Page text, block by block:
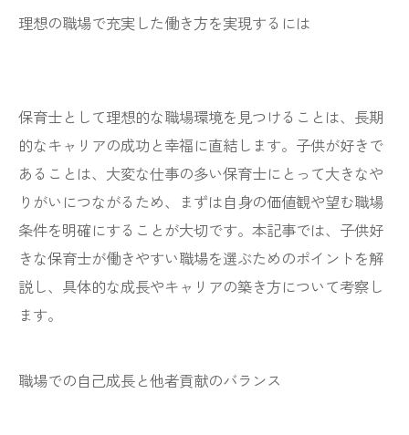
理想の職場で充実した働き方を実現するには
保育士として理想的な職場環境を見つけることは、長期
的なキャリアの成功と幸福に直結します。子供が好きで
あることは、大変な仕事の多い保育士にとって大きなや
りがいにつながるため、まずは自身の価値観や望む職場
条件を明確にすることが大切です。本記事では、子供好
きな保育士が働きやすい職場を選ぶためのポイントを解
説し、具体的な成長やキャリアの築き方について考察し
ます。
職場での自己成長と他者貢献のバランス